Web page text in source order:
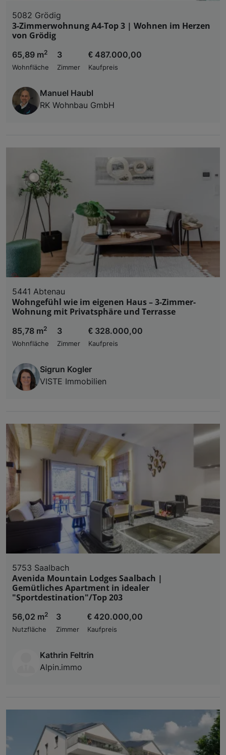
5082 Grödig
3-Zimmerwohnung A4-Top 3 | Wohnen im Herzen
von Grödig
65,89 m2
Wohnfläche
3
Zimmer
€ 487.000,00
Kaufpreis
Manuel Haubl
RK Wohnbau GmbH
5441 Abtenau
Wohngefühl wie im eigenen Haus – 3-Zimmer-
Wohnung mit Privatsphäre und Terrasse
85,78 m2
Wohnfläche
3
Zimmer
€ 328.000,00
Kaufpreis
Sigrun Kogler
VISTE Immobilien
5753 Saalbach
Avenida Mountain Lodges Saalbach |
Gemütliches Apartment in idealer
"Sportdestination"/Top 203
56,02 m2
Nutzfläche
3
Zimmer
€ 420.000,00
Kaufpreis
Kathrin Feltrin
Alpin.immo